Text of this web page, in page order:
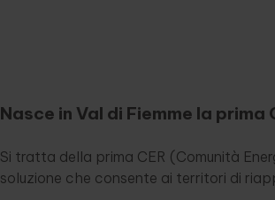
Nasce in Val di Fiemme la
Si tratta della prima CER (Comunità
soluzione che consente ai territori di